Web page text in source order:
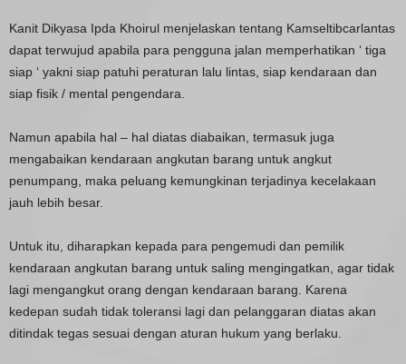
Kanit Dikyasa Ipda Khoirul menjelaskan tentang Kamseltibcarlantas
dapat terwujud apabila para pengguna jalan memperhatikan ‘ tiga
siap ‘ yakni siap patuhi peraturan lalu lintas, siap kendaraan dan
siap fisik / mental pengendara.
Namun apabila hal – hal diatas diabaikan, termasuk juga
mengabaikan kendaraan angkutan barang untuk angkut
penumpang, maka peluang kemungkinan terjadinya kecelakaan
jauh lebih besar.
Untuk itu, diharapkan kepada para pengemudi dan pemilik
kendaraan angkutan barang untuk saling mengingatkan, agar tidak
lagi mengangkut orang dengan kendaraan barang. Karena
kedepan sudah tidak toleransi lagi dan pelanggaran diatas akan
ditindak tegas sesuai dengan aturan hukum yang berlaku.